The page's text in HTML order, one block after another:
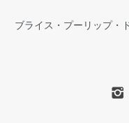
ブライス・プーリップ・